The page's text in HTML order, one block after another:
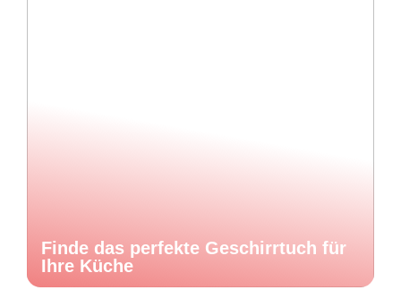
Finde das perfekte Geschirrtuch für
Ihre Küche